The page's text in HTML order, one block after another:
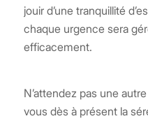
jouir d’une tranquillité
chaque urgence sera
efficacement.
N’attendez pas une
vous dès à présent la